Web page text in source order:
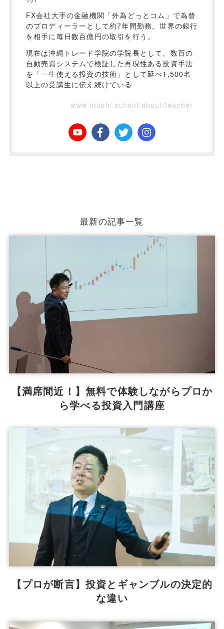
FX会社大手の金融機関「外為どっとコム」で為替
のプロディーラーとして約7年間勤務。世界の銀行
を相手に毎日数百億円の取引を行う。
現在は沖縄トレード学院の学院長として、数百の
自動売買システムで検証した再現性ある投資手法
を「一生使える投資の技術」として延べ1,500名
以上の受講生に伝え続けている
www.toushi.school/about/teacher
最新の記事一覧
【満席間近！】無料で体験しながらプロか
ら学べる投資入門講座
【プロが断言】投資とギャンブルの決定的
な違い